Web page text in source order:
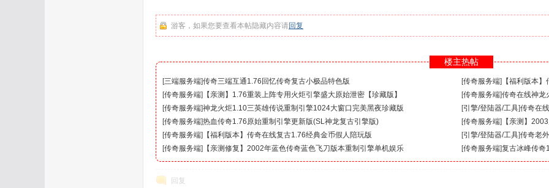
游客，如果您要查看本帖隐藏内容请回复
楼主热帖
传奇三端互通1.76回忆传奇复古小极品特色版
[三端服务端] 【福利版本
[传奇服务端]
【亲测】1.76重装上阵专用火炬引擎盛大原始泄密【珍藏版】
[传奇服务端] 传奇在线神龙
[传奇服务端]
神龙火炬1.10三英雄传说重制引擎1024大窗口完美黑夜珍藏版
[传奇服务端] 传奇在
[引擎/登陆器/工具]
热血传奇1.76原始重制引擎更新版(SL神龙复古引擎版)
[传奇服务端] 【亲测】
[传奇服务端]
【福利版本】传奇在线复古1.76经典金币假人陪玩版
[传奇服务端] 传奇老
[引擎/登陆器/工具]
【亲测修复】2002年蓝色传奇蓝色飞刀版本重制引擎单机娱乐
[传奇服务端] 复古冰峰传奇
[传奇服务端]
回复